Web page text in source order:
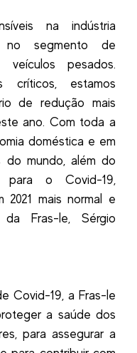
na indústria
no segmento de
pesados.
críticos, estamos
de redução mais
ano. Com toda a
doméstica e em
do mundo, além do
para o Covid-19,
2021 mais normal e
Fras-le, Sérgio
Covid-19, a Fras-le
a saúde dos
para assegurar a